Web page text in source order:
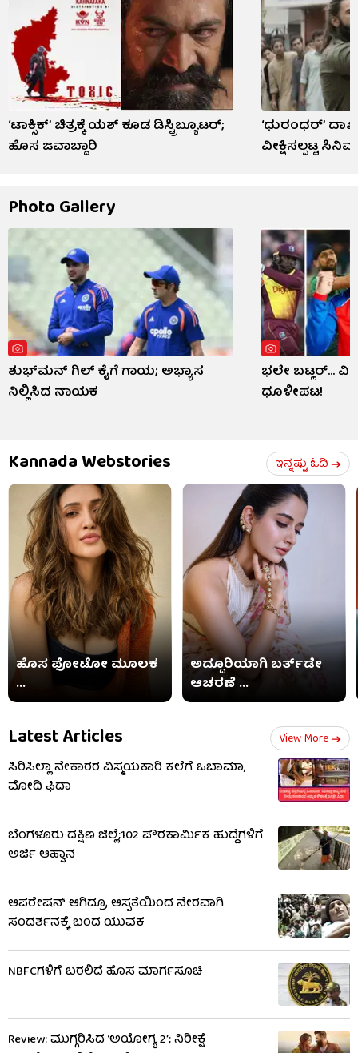
‘ಟಾಕ್ಸಿಕ್’ ಚಿತ್ರಕ್ಕೆ ಯಶ್ ಕೂಡ ಡಿಸ್ಟ್ರಿಬ್ಯೂಟರ್;
ಹೊಸ ಜವಾಬ್ದಾರಿ
‘ಧುರಂಧರ್’
ವೀಕ್ಷಿಸಲ್ಪಟ್ಟ
Photo Gallery
ಶುಭ್​ಮನ್ ಗಿಲ್ ಕೈಗೆ ಗಾಯ; ಅಭ್ಯಾಸ
ನಿಲ್ಲಿಸಿದ ನಾಯಕ
ಭಲೇ ಬಟ್ಲರ್...
ಧೂಳೀಪಟ!
Kannada Webstories ಇನ್ನಷ್ಟು ಓದಿ
ಹೊಸ ಫೋಟೋ ಮೂಲಕ
...
ಅದ್ದೂರಿಯಾಗಿ ಬರ್ತ್​​ಡೇ
ಆಚರಣೆ ...
Latest Articles View More
ಸಿರಿಸಿಲ್ಲಾ ನೇಕಾರರ ವಿಸ್ಮಯಕಾರಿ ಕಲೆಗೆ ಒಬಾಮಾ,
ಮೋದಿ ಫಿದಾ
ಬೆಂಗಳೂರು ದಕ್ಷಿಣ ಜಿಲ್ಲೆ;102 ಪೌರಕಾರ್ಮಿಕ ಹುದ್ದೆಗಳಿಗೆ
ಅರ್ಜಿ ಆಹ್ವಾನ
ಆಪರೇಷನ್ ಆಗಿದ್ರೂ ಆಸ್ಪತೆಯಿಂದ ನೇರವಾಗಿ
ಸಂದರ್ಶನಕ್ಕೆ ಬಂದ ಯುವಕ
NBFCಗಳಿಗೆ ಬರಲಿದೆ ಹೊಸ ಮಾರ್ಗಸೂಚಿ
Review: ಮುಗ್ಗರಿಸಿದ ‘ಅಯೋಗ್ಯ 2’; ನಿರೀಕ್ಷೆ